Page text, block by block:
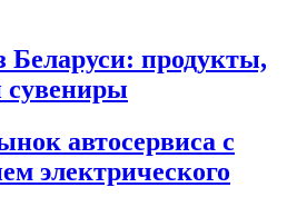
Беларуси: продукты,
сувениры
автосервиса с
электрического